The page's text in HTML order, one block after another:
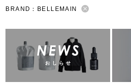
BRAND：BELLEMAIN